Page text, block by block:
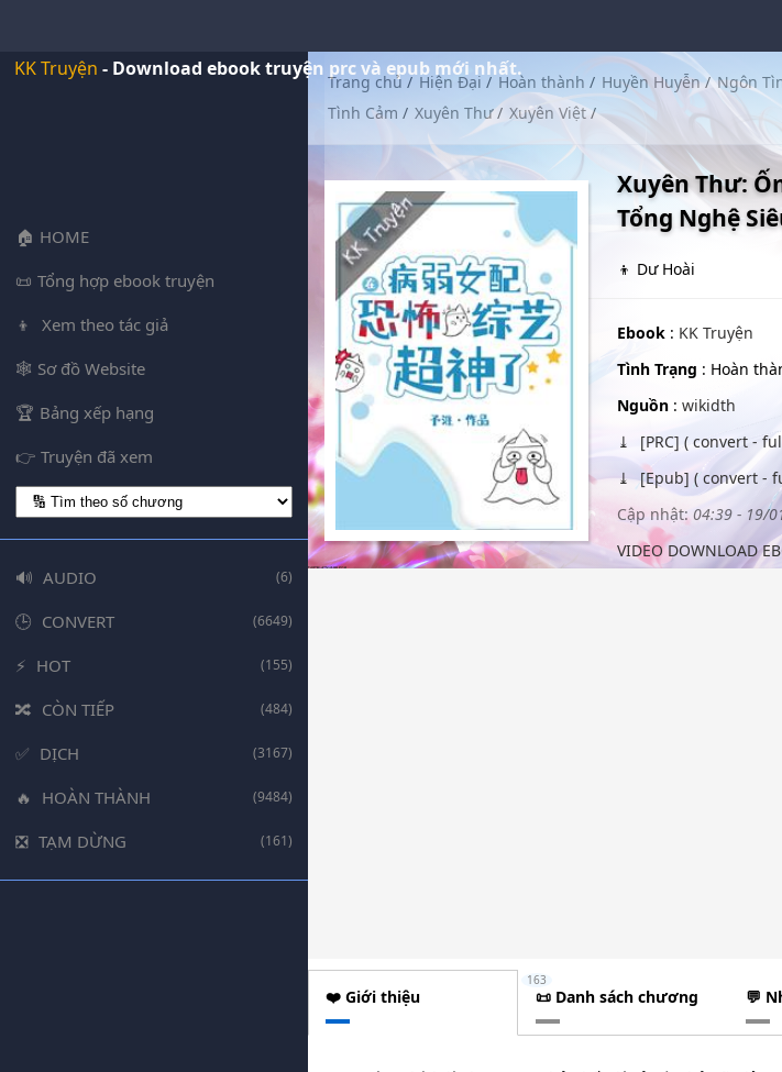
KK Truyện - Download ebook truyện prc và epub mới nhất.
HOME
Tổng hợp ebook truyện
Xem theo tác giả
Sơ đồ Website
Bảng xếp hạng
Truyện đã xem
AUDIO (6)
CONVERT (6649)
HOT (155)
CÒN TIẾP (484)
DỊCH (3167)
HOÀN THÀNH (9484)
TẠM DỪNG (161)
Trang chủ/ Hiện Đại/ Hoàn thành / Huyền Huyễn/ Ngôn
Tình Cảm / Xuyên Thư/ Xuyên Việt/
Xuyên Thư:
Tổng Nghệ
👦 Dư Hoài
Ebook : KK Truyện
Tình Trạng : Hoàn
Nguồn: wikidth
[PRC] ( convert -
[Epub] ( convert -
Cập nhật: 04:39 - 19/
VIDEO DOWNLOAD
❤️ Giới thiệu 📜 Danh sách chương
163
💬